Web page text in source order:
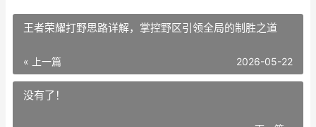
王者荣耀打野思路详解，掌控野区引领全局的制胜之道
« 上一篇 2026-05-22
没有了！